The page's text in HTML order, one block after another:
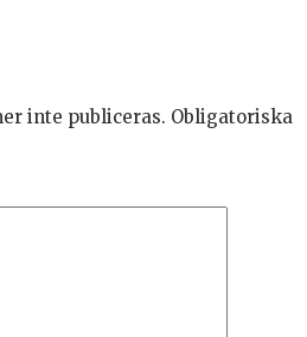
inte publiceras. Obligatoriska